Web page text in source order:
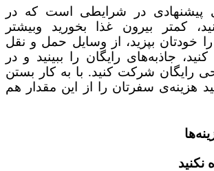
پیشنهادی در شرایطی است که در
کمتر بیرون غذا بخورید وبیشتر
خودتان بپزید، از وسایل حمل و نقل
جاذبه‌های رایگان را ببینید و در
رایگان شرکت کنید. با به کار بستن
هزینه‌ی سفرتان را از این مقدار هم
نکنید